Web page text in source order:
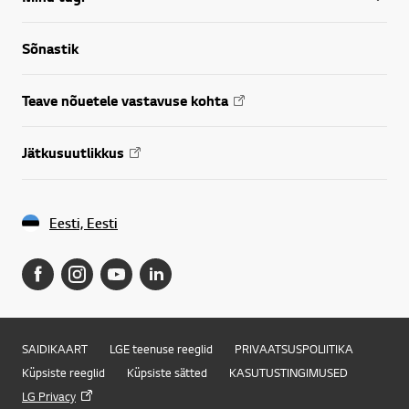
Sõnastik
Teave nõuetele vastavuse kohta
Jätkusuutlikkus
Eesti, Eesti
SAIDIKAART LGE teenuse reeglid
PRIVAATSUSPOLIITIKA
Küpsiste reeglid
Küpsiste sätted
KASUTUSTINGIMUSED
LG Privacy